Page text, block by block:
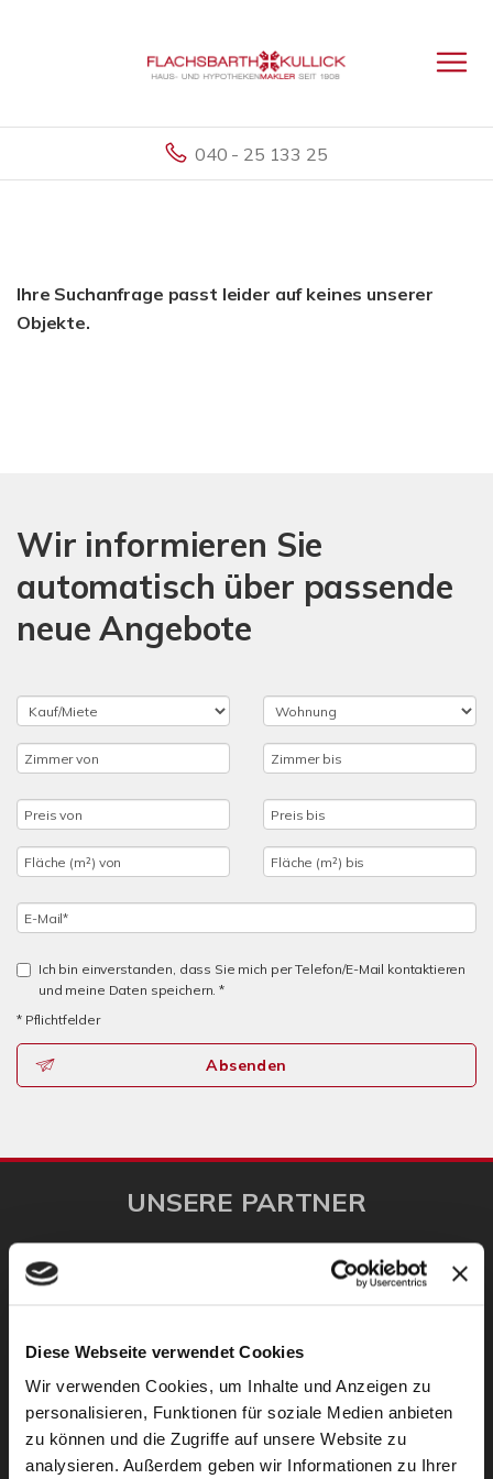
Diese Webseite verwendet Cookies
Wir verwenden Cookies, um Inhalte und Anzeigen zu
personalisieren, Funktionen für soziale Medien anbieten
zu können und die Zugriffe auf unsere Website zu
analysieren. Außerdem geben wir Informationen zu Ihrer
040 - 25 133 25
Ihre Suchanfrage passt leider auf keines unserer
Objekte.
Wir informieren Sie
automatisch über passende
neue Angebote
Ich bin einverstanden, dass Sie mich per Telefon/E-Mail kontaktieren
und meine Daten speichern. *
* Pflichtfelder
Absenden
UNSERE PARTNER